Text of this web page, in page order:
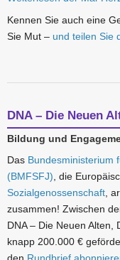
Kennen Sie auch eine
Sie Mut – und teilen Sie
DNA – Die Neuen
Bildung und
Das Bundesministerium
(BMFSFJ) , die
Sozialgenossenschaft ,
zusammen! Zwischen
DNA – Die Neuen Alten,
knapp 200.000 €